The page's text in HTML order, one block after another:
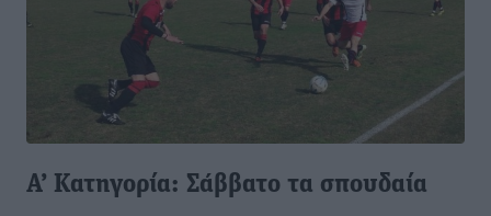
Α’ Κατηγορία: Σάββατο τα σπουδαία